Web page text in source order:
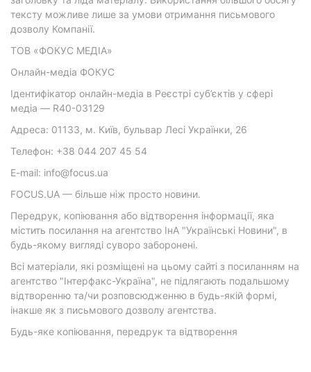
тексту можливе лише за умови отримання письмового
дозволу Компанії.
ТОВ «ФОКУС МЕДІА»
Онлайн-медіа ФОКУС
Ідентифікатор онлайн-медіа в Реєстрі суб’єктів у сфері
медіа — R40-03129
Адреса: 01133, м. Київ, бульвар Лесі Українки, 26
Телефон: +38 044 207 45 54
E-mail: info@focus.ua
FOCUS.UA — більше ніж просто новини.
Передрук, копіювання або відтворення інформації, яка
містить посилання на агентство ІнА "Українські Новини", в
будь-якому вигляді суворо заборонені.
Всі матеріали, які розміщені на цьому сайті з посиланням на
агентство "Інтерфакс-Україна", не підлягають подальшому
відтворенню та/чи розповсюдженню в будь-якій формі,
інакше як з письмового дозволу агентства.
Будь-яке копіювання, передрук та відтворення